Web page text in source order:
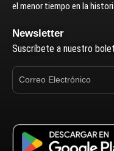
el menor tiempo en la
Newsletter
Suscríbete a nuestro